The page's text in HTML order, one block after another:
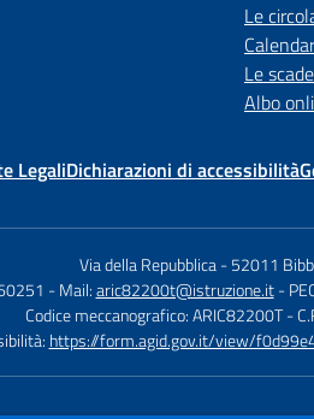
Le
Le
Albo
LegaliDichiarazioni di accessibilità
Via della Repubblica -52011
- Mail:aric82200t@istruzione.it -
Codice meccanografico: ARIC82200T -
https://form.agid.gov.it/view/